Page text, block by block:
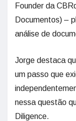
Founder da
Documentos) –
análise de
Jorge destaca
um passo que
nessa questão
Diligence.